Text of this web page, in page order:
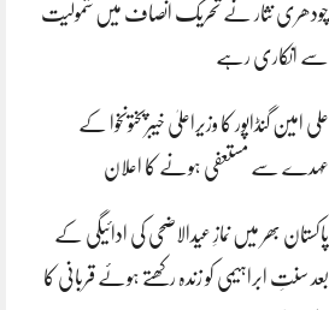
چودھری نثار نے تحریک انصاف میں شمولیت
سے انکاری رہے
علی امین گنڈاپور کا وزیراعلیٰ خیبرپختونخوا کے
عہدے سے مستعفی ہونے کا اعلان
پاکستان بھر میں نمازِ عیدالاضحی کی ادائیگی کے
بعد سنتِ ابراہیمی کو زندہ رکھتے ہوئے قربانی کا